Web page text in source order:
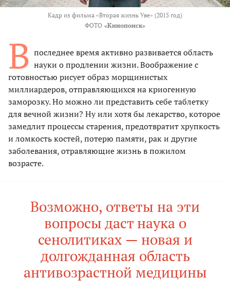
Кадр из фильма «Вторая жизнь Уве» (2015 год)
ФОТО «Кинопоиск»
В последнее время активно развивается область
науки о продлении жизни. Воображение с
готовностью рисует образ морщинистых
миллиардеров, отправляющихся на криогенную
заморозку. Но можно ли представить себе таблетку
для вечной жизни? Ну или хотя бы лекарство, которое
замедлит процессы старения, предотвратит хрупкость
и ломкость костей, потерю памяти, рак и другие
заболевания, отравляющие жизнь в пожилом
возрасте.
Возможно, ответы на эти
вопросы даст наука о
сенолитиках — новая и
долгожданная область
антивозрастной медицины